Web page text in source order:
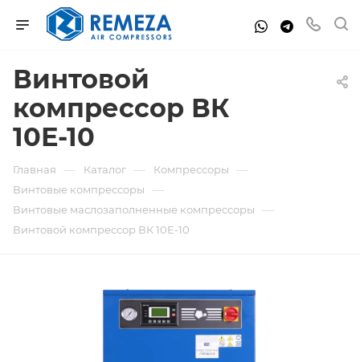
Винтовой
компрессор ВК
10Е-10
Главная — Каталог — Компрессоры —
Винтовые компрессоры —
Винтовые маслозаполненные компрессоры —
Винтовой компрессор ВК 10Е-10